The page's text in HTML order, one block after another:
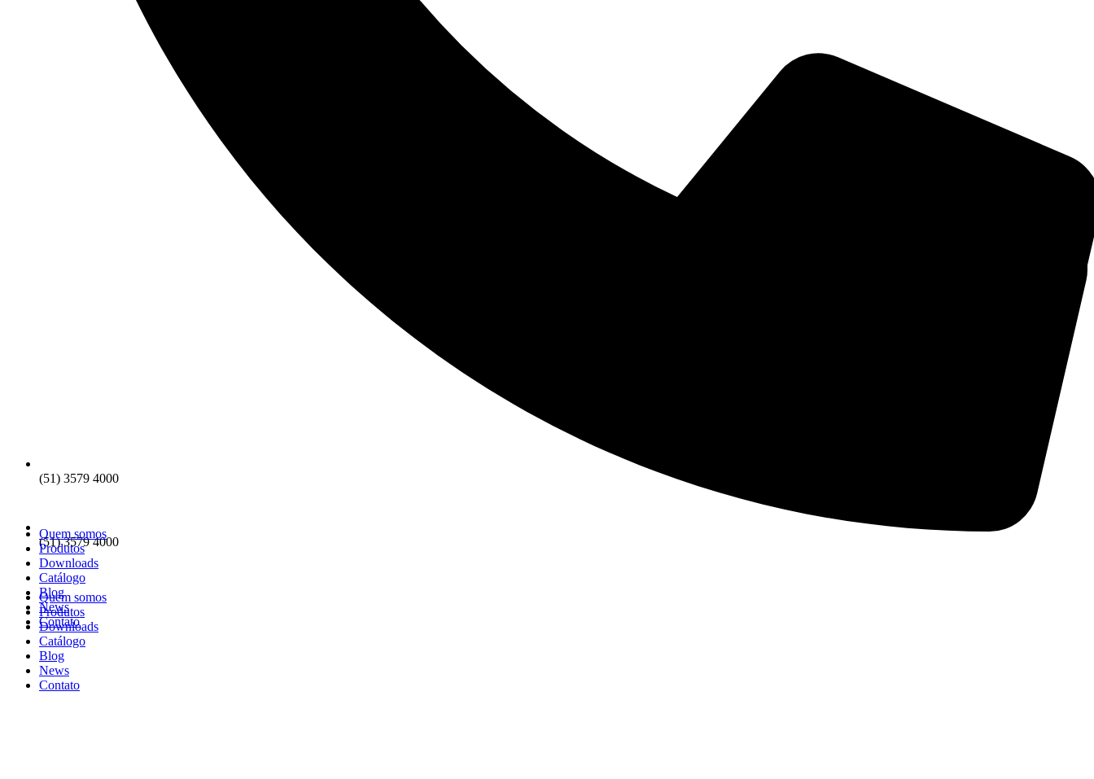
(51) 3579 4000
Quem somos
Produtos
Downloads
Catálogo
Blog
News
Contato
(51) 3579 4000
Quem somos
Produtos
Downloads
Catálogo
Blog
News
Contato